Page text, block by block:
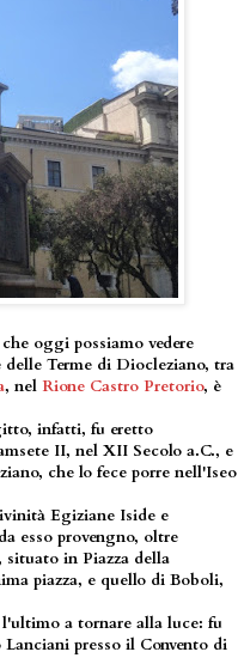
oggi possiamo vedere
Terme di Diocleziano, tra
, nel Rione Castro Pretorio, è
infatti, fu eretto
II, nel XII Secolo a.C., e
che lo fece porre nell'Iseo
Egiziane Iside e
esso provengno, oltre
in Piazza della
piazza, e quello di Boboli,
a tornare alla luce: fu
presso il Convento di